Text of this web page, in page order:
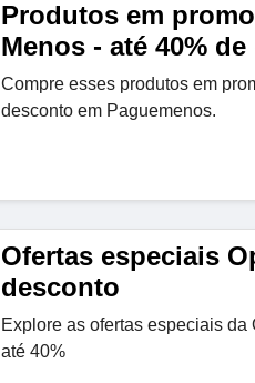
Produtos em
Menos - até 40%
Compre esses produtos em
desconto em Paguemenos.
Ofertas especiais
desconto
Explore as ofertas especiais
até 40%